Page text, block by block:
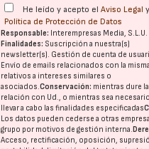
He leído y acepto elAviso Legal
Política de Protección de Datos
Responsable: Interempresas Media, S.L.U.
Finalidades: Suscripción a nuestra(s)
newsletter(s). Gestión de cuenta de
Envío de emails relacionados con la
relativos a intereses similares o
asociados.Conservación: mientras dure la
relación con Ud., o mientras sea
llevar a cabo las finalidades especificadas
Los datos pueden cederse a otras
grupo por motivos de gestión interna.
Acceso, rectificación, oposición,